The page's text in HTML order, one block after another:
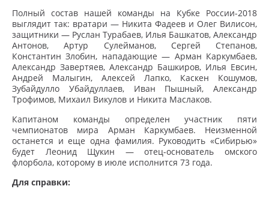
Полный состав нашей команды на Кубке России-2018
выглядит так: вратари — Никита Фадеев и Олег Вилисон,
защитники — Руслан Турабаев, Илья Башкатов, Александр
Антонов, Артур Сулейманов, Сергей Степанов,
Константин Злобин, нападающие — Арман Каркумбаев,
Александр Завертяев, Александр Башкиров, Илья Евсин,
Андрей Малыгин, Алексей Лапко, Каскен Кошумов,
Зубайдулло Убайдуллаев, Иван Пышный, Александр
Трофимов, Михаил Викулов и Никита Маслаков.
Капитаном команды определен участник пяти
чемпионатов мира Арман Каркумбаев. Неизменной
останется и еще одна фамилия. Руководить «Сибирью»
будет Леонид Щукин — отец-основатель омского
флорбола, которому в июле исполнится 73 года.
Для справки: